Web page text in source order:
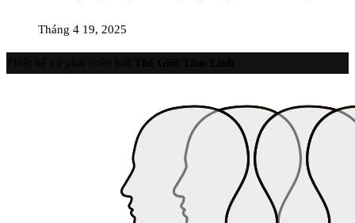
Tháng 4 19, 2025